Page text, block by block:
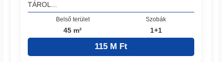
TÁROL...
Belső terület
45 m²
Szobák
1+1
115 M Ft